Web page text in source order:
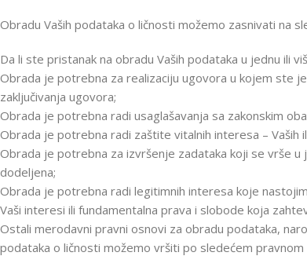
Obradu Vaših podataka o ličnosti možemo zasnivati na
Da li ste pristanak na obradu Vaših podataka u jednu ili
Obrada je potrebna za realizaciju ugovora u kojem ste
zaključivanja ugovora;
Obrada je potrebna radi usaglašavanja sa zakonskim
Obrada je potrebna radi zaštite vitalnih interesa – Vaših
Obrada je potrebna za izvršenje zadataka koji se vrše u
dodeljena;
Obrada je potrebna radi legitimnih interesa koje
Vaši interesi ili fundamentalna prava i slobode koja
Ostali merodavni pravni osnovi za obradu podataka,
podataka o ličnosti možemo vršiti po sledećem pravnom